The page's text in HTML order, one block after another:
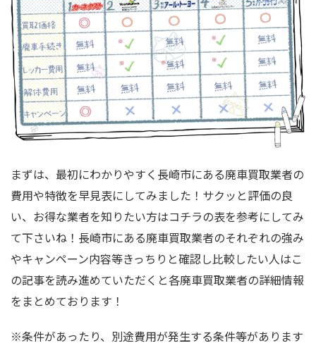
まずは、最初にわかりやすく長崎市にある廃車買取業者の
費用や特徴を早見表にしてみました！サクッと評価の良
い、お得な業者を知りたい方はコチラの表を参考にしてみ
て下さいね！長崎市にある廃車買取業者のそれぞれの強み
やキャンペーン内容等きっちりと確認し比較したい人はこ
の記事を読み進めていただくと各廃車買取業者の詳細情報
をまとめております！
※条件があったり、別途費用が発生する条件等があります